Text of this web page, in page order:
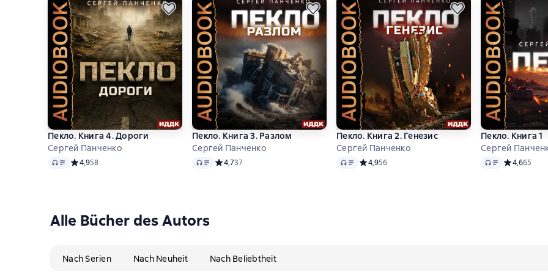
Пекло. Книга 4. Дороги
Сергей Панченко
Audio Средний рейтинг 4,9 на основе 58 оценок
4,958
Пекло. Книга 3. Разлом
Сергей Панченко
Audio Средний рейтинг 4,7 на основе 37 оценок
4,737
Пекло. Книга 2. Генезис
Сергей Панченко
Audio Средний рейтинг 4,9 на основе 56 оценок
4,956
Пекло. Книга 1
Сергей
Audio Средний
4,665
Alle Bücher des Autors
Nach Serien Nach Neuheit Nach Beliebtheit